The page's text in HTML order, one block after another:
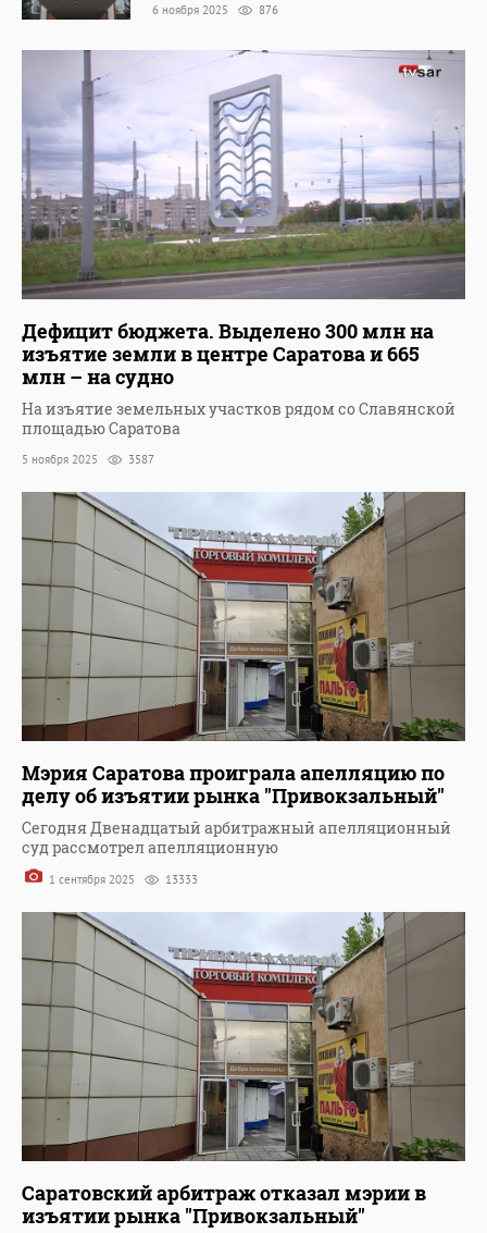
6 ноября 2025 876
Дефицит бюджета. Выделено 300 млн на
изъятие земли в центре Саратова и 665
млн – на судно
На изъятие земельных участков рядом со Славянской
площадью Саратова
5 ноября 2025 3587
Мэрия Саратова проиграла апелляцию по
делу об изъятии рынка "Привокзальный"
Сегодня Двенадцатый арбитражный апелляционный
суд рассмотрел апелляционную
1 сентября 2025 13333
Саратовский арбитраж отказал мэрии в
изъятии рынка "Привокзальный"